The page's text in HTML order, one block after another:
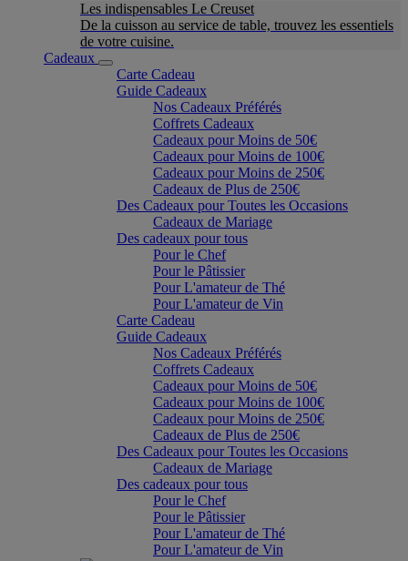
Les indispensables Le Creuset
De la cuisson au service de table, trouvez les essentiels
de votre cuisine.
Cadeaux
Carte Cadeau
Guide Cadeaux
Nos Cadeaux Préférés
Coffrets Cadeaux
Cadeaux pour Moins de 50€
Cadeaux pour Moins de 100€
Cadeaux pour Moins de 250€
Cadeaux de Plus de 250€
Des Cadeaux pour Toutes les Occasions
Cadeaux de Mariage
Des cadeaux pour tous
Pour le Chef
Pour le Pâtissier
Pour L'amateur de Thé
Pour L'amateur de Vin
Carte Cadeau
Guide Cadeaux
Nos Cadeaux Préférés
Coffrets Cadeaux
Cadeaux pour Moins de 50€
Cadeaux pour Moins de 100€
Cadeaux pour Moins de 250€
Cadeaux de Plus de 250€
Des Cadeaux pour Toutes les Occasions
Cadeaux de Mariage
Des cadeaux pour tous
Pour le Chef
Pour le Pâtissier
Pour L'amateur de Thé
Pour L'amateur de Vin